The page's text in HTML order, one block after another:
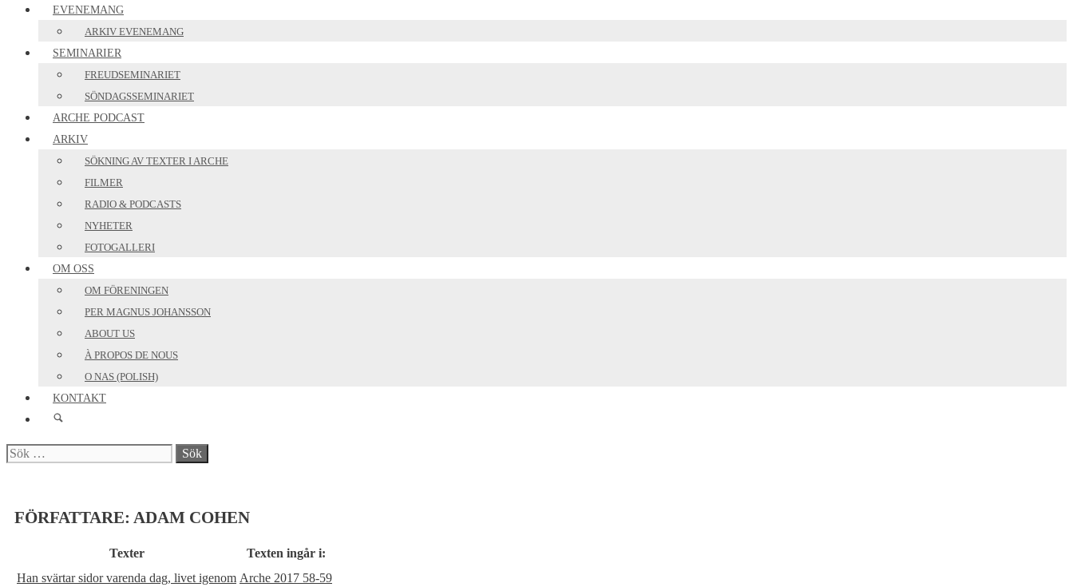
EVENEMANG
ARKIV EVENEMANG
SEMINARIER
FREUDSEMINARIET
SÖNDAGSSEMINARIET
ARCHE PODCAST
ARKIV
SÖKNING AV TEXTER I ARCHE
FILMER
RADIO & PODCASTS
NYHETER
FOTOGALLERI
OM OSS
OM FÖRENINGEN
PER MAGNUS JOHANSSON
ABOUT US
À PROPOS DE NOUS
O NAS (POLISH)
KONTAKT
Sök
FÖRFATTARE: ADAM COHEN
Texter
Texten ingår i:
Han svärtar sidor varenda dag, livet igenom Arche 2017 58-59